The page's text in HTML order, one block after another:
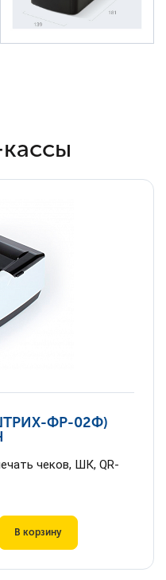
ФР-02Ф)
чеков, ШК, QR-
В корзину